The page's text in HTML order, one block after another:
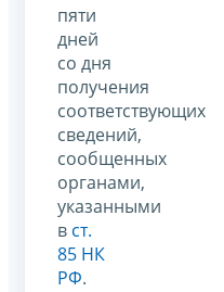
пяти
дней
со дня
получения
соответствующих
сведений,
сообщенных
органами,
указанными
в ст.
85 НК
РФ.